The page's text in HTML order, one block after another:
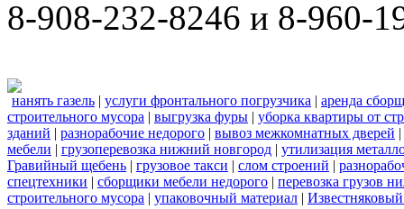
8-908-232-8246 и 8-960-
нанять газель | услуги фронтального погрузчика | аренда
строительного мусора | выгрузка фуры | уборка квартиры от
зданий | разнорабочие недорого | вывоз межкомнатных дверей |
мебели | грузоперевозка нижний новгород | утилизация
Гравийный щебень | грузовое такси | слом строений |
спецтехники | сборщики мебели недорого | перевозка грузов
строительного мусора | упаковочный материал |